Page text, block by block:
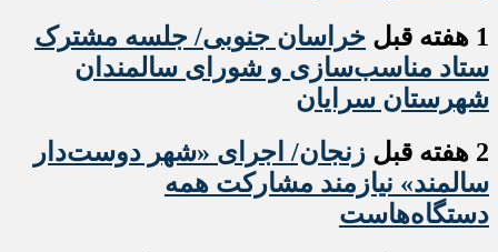
1 هفته قبل
خراسان جنوبی/ جلسه مشترک
ستاد مناسب‌سازی و شورای سالمندان
شهرستان سرایان
2 هفته قبل
زنجان/ اجرای «شهر دوست‌دار
سالمند» نیازمند مشارکت همه
دستگاه‌هاست